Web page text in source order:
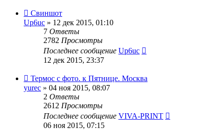
Свиншот
Up6uc » 12 дек 2015, 01:10
7 Ответы
2782 Просмотры
Последнее сообщение Up6uc
12 дек 2015, 23:37
Термос с фото. к Пятнице. Москва
yurec » 04 ноя 2015, 08:07
2 Ответы
2612 Просмотры
Последнее сообщение VIVA-PRINT
06 ноя 2015, 07:15